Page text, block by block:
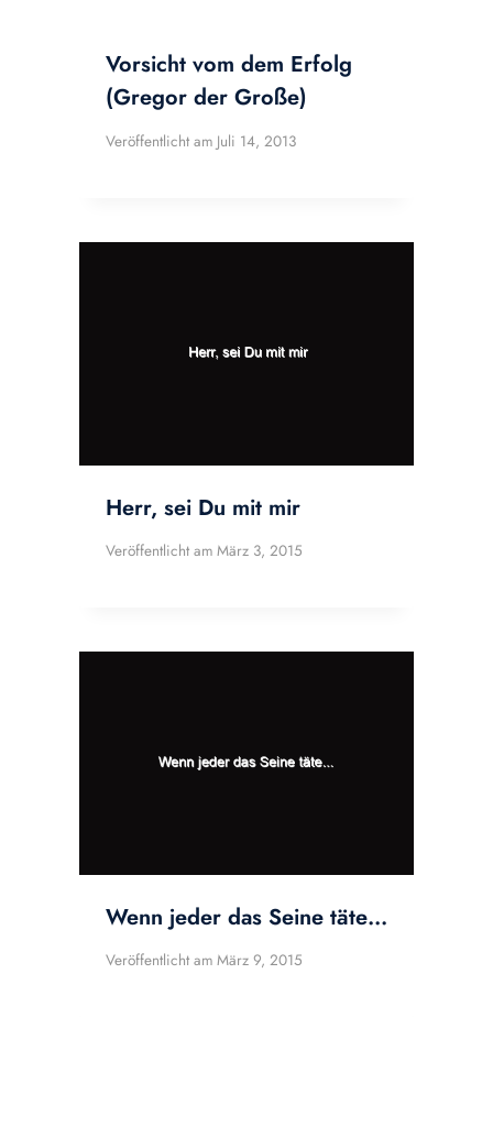
Vorsicht vom dem Erfolg
(Gregor der Große)
Veröffentlicht am Juli 14, 2013
Herr, sei Du mit mir
Veröffentlicht am März 3, 2015
Wenn jeder das Seine täte…
Veröffentlicht am März 9, 2015